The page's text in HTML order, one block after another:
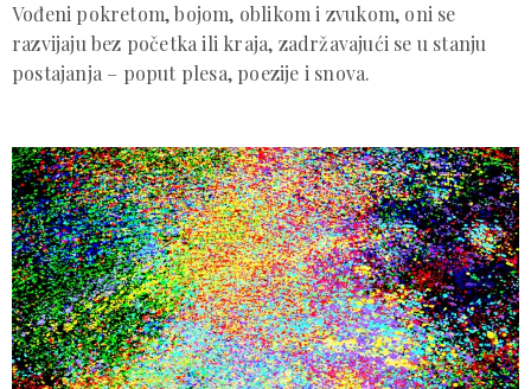
Vođeni pokretom, bojom, oblikom i zvukom, oni se
razvijaju bez početka ili kraja, zadržavajući se u stanju
postajanja – poput plesa, poezije i snova.